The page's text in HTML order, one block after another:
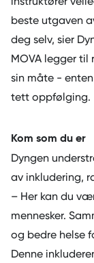
beste utgaven
deg selv, sier
MOVA legger
sin måte -
tett oppfølging.
Kom som du er
Dyngen
av inkludering,
– Her kan du
mennesker.
og bedre helse
Denne